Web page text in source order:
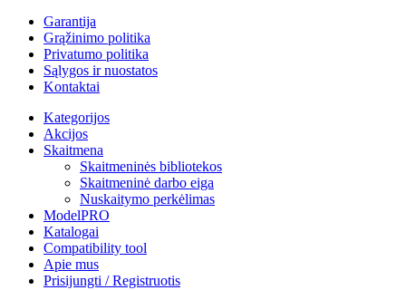
Garantija
Grąžinimo politika
Privatumo politika
Sąlygos ir nuostatos
Kontaktai
Kategorijos
Akcijos
Skaitmena
Skaitmeninės bibliotekos
Skaitmeninė darbo eiga
Nuskaitymo perkėlimas
ModelPRO
Katalogai
Compatibility tool
Apie mus
Prisijungti / Registruotis